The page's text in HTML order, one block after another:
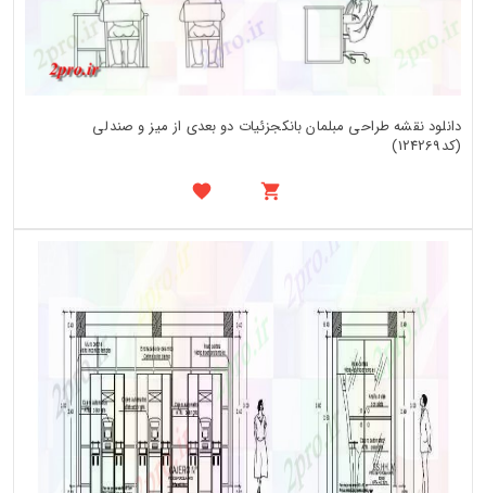
دانلود نقشه طراحی مبلمان بانکجزئیات دو بعدی از میز و صندلی
(کد124269)